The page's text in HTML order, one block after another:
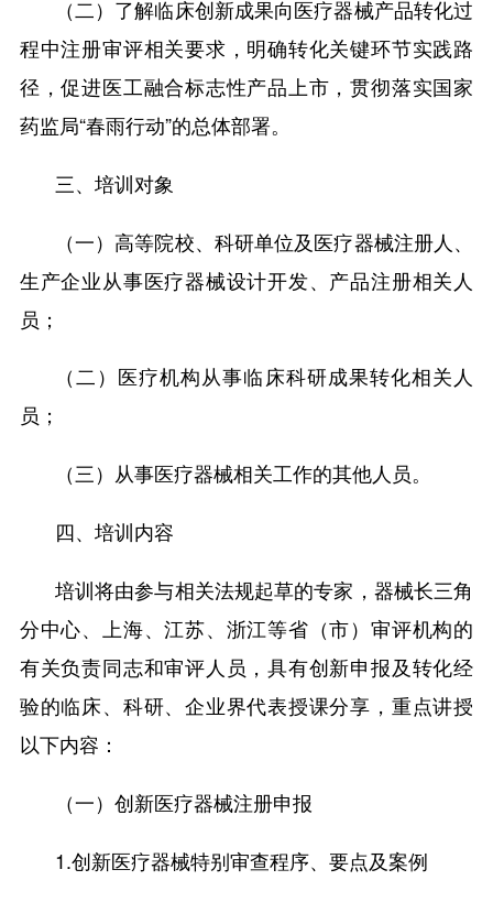
（二）了解临床创新成果向医疗器械产品转化过
程中注册审评相关要求，明确转化关键环节实践路
径，促进医工融合标志性产品上市，贯彻落实国家
药监局“春雨行动”的总体部署。
三、培训对象
（一）高等院校、科研单位及医疗器械注册人、
生产企业从事医疗器械设计开发、产品注册相关人
员；
（二）医疗机构从事临床科研成果转化相关人
员；
（三）从事医疗器械相关工作的其他人员。
四、培训内容
培训将由参与相关法规起草的专家，器械长三角
分中心、上海、江苏、浙江等省（市）审评机构的
有关负责同志和审评人员，具有创新申报及转化经
验的临床、科研、企业界代表授课分享，重点讲授
以下内容：
（一）创新医疗器械注册申报
1.创新医疗器械特别审查程序、要点及案例